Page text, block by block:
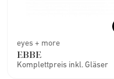
eyes + more
EBBE
Komplettpreis inkl. Gläser